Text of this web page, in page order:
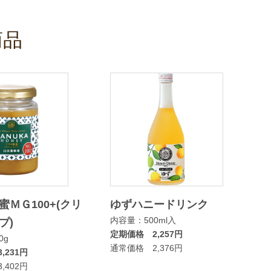
ＭＧ100+(クリ
)
円
円
ゆずハニードリンク
内容量：500ml入
定期価格 2,257円
通常価格 2,376円